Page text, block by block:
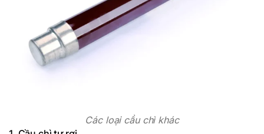
Các loại cầu chì khác